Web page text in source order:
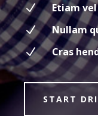
N
Etiam
N
Nullam
N
Cras
START